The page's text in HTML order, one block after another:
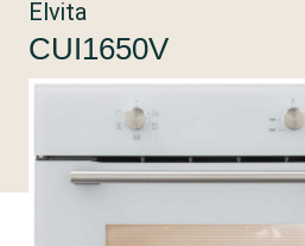
Elvita
CUI1650V